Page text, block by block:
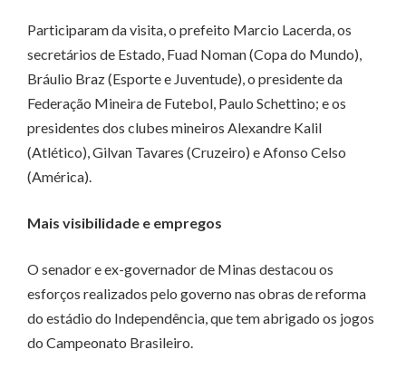
Participaram da visita, o prefeito Marcio Lacerda, os
secretários de Estado, Fuad Noman (Copa do Mundo),
Bráulio Braz (Esporte e Juventude), o presidente da
Federação Mineira de Futebol, Paulo Schettino; e os
presidentes dos clubes mineiros Alexandre Kalil
(Atlético), Gilvan Tavares (Cruzeiro) e Afonso Celso
(América).
Mais visibilidade e empregos
O senador e ex-governador de Minas destacou os
esforços realizados pelo governo nas obras de reforma
do estádio do Independência, que tem abrigado os jogos
do Campeonato Brasileiro.